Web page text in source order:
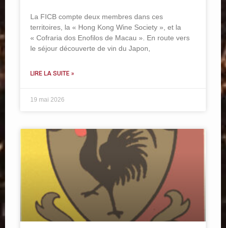
La FICB compte deux membres dans ces
territoires, la « Hong Kong Wine Society », et la
« Cofraria dos Enofilos de Macau ». En route vers
le séjour découverte de vin du Japon,
LIRE LA SUITE »
19 mai 2026